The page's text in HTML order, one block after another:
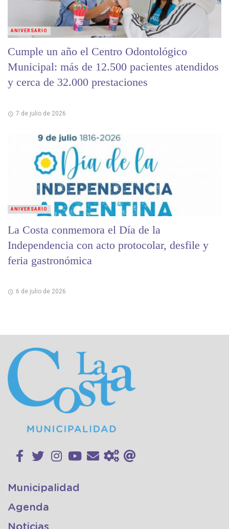
Cumple un año el Centro Odontológico
Municipal: más de 12.500 pacientes atendidos
y cerca de 32.000 prestaciones
7 de julio de 2026
ANIVERSARIO
La Costa conmemora el Día de la
Independencia con acto protocolar, desfile y
feria gastronómica
6 de julio de 2026
ANIVERSARIO
Municipalidad
Agenda
Noticias